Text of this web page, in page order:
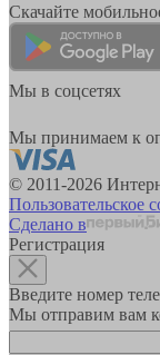
Скачайте
Мы в соцсетях
Мы принимаем к
© 2011-2026
Пользовательское
Сделано в
Регистрация
Введите номер
Мы отправим вам